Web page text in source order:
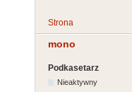
Strona
mono
Podkasetarz
Nieaktywny